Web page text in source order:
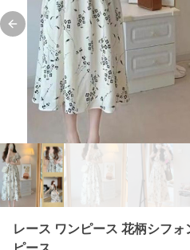
Previous slide
レース ワンピース 花柄シフ